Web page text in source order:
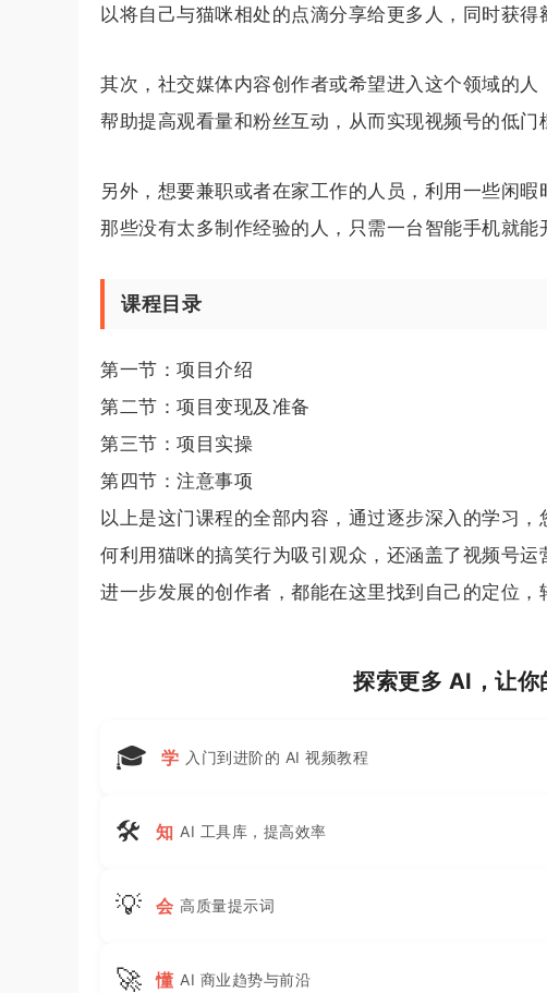
以将自己与猫咪相处的点滴分享给更多人，同时获得
其次，社交媒体内容创作者或希望进入这个领域的
帮助提高观看量和粉丝互动，从而实现视频号的低门
另外，想要兼职或者在家工作的人员，利用一些闲
那些没有太多制作经验的人，只需一台智能手机就能
课程目录
第一节：项目介绍
第二节：项目变现及准备
第三节：项目实操
第四节：注意事项
以上是这门课程的全部内容，通过逐步深入的学习
何利用猫咪的搞笑行为吸引观众，还涵盖了视频号
进一步发展的创作者，都能在这里找到自己的定位，
探索更多 AI，让你
🎓 学 入门到进阶的 AI 视频教程
🛠 知 AI 工具库，提高效率
💡 会 高质量提示词
🚀 懂 AI 商业趋势与前沿